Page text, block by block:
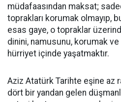
müdafaasından maksat;
toprakları korumak olmayıp,
esas gaye, o topraklar
dinini, namusunu, korumak
hürriyet içinde yaşatmaktır.
Aziz Atatürk Tarihte eşine az
dört bir yandan gelen